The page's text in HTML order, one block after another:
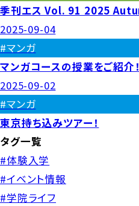
季刊エス Vol. 91 2025
2025-09-04
#マンガ
マンガコースの授業をご紹介！
2025-09-02
#マンガ
東京持ち込みツアー！
タグ一覧
#体験入学
#イベント情報
#学院ライフ